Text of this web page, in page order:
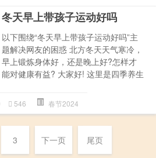
冬天早上带孩子运动好吗
以下围绕“冬天早上带孩子运动好吗”主
题解决网友的困惑 北方冬天天气寒冷，
早上锻炼身体好，还是晚上好?怎样才
能对健康有益? 大家好! 这里是四季养生
546 春节2024
3 下一页 尾页